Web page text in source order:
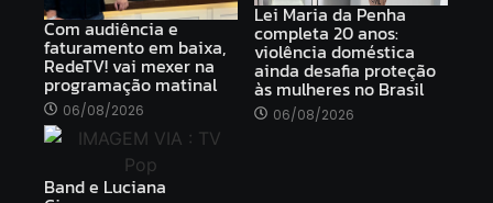
Com audiência e
faturamento em baixa,
RedeTV! vai mexer na
programação matinal
06/08/2026
Lei Maria da Penha
completa 20 anos:
violência doméstica
ainda desafia proteção
às mulheres no Brasil
06/08/2026
Band e Luciana